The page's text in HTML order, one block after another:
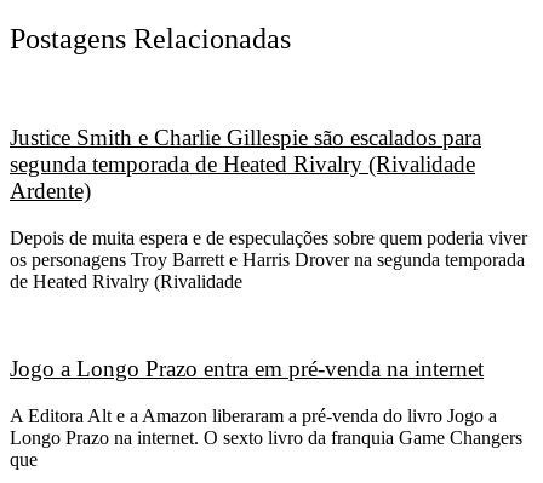
Postagens Relacionadas
Justice Smith e Charlie Gillespie são escalados para
segunda temporada de Heated Rivalry (Rivalidade
Ardente)
Depois de muita espera e de especulações sobre quem poderia viver
os personagens Troy Barrett e Harris Drover na segunda temporada
de Heated Rivalry (Rivalidade
Jogo a Longo Prazo entra em pré-venda na internet
A Editora Alt e a Amazon liberaram a pré-venda do livro Jogo a
Longo Prazo na internet. O sexto livro da franquia Game Changers
que